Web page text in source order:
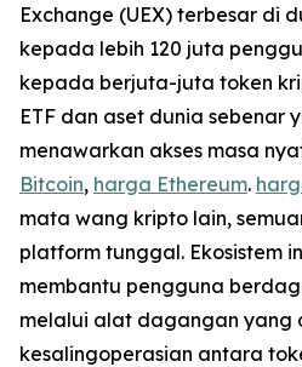
Exchange (UEX) terbesar di
kepada lebih 120 juta
kepada berjuta-juta token
ETF dan aset dunia sebenar
menawarkan akses masa
Bitcoin, harga Ethereum.
mata wang kripto lain,
platform tunggal. Ekosistem
membantu pengguna
melalui alat dagangan yang
kesalingoperasian antara